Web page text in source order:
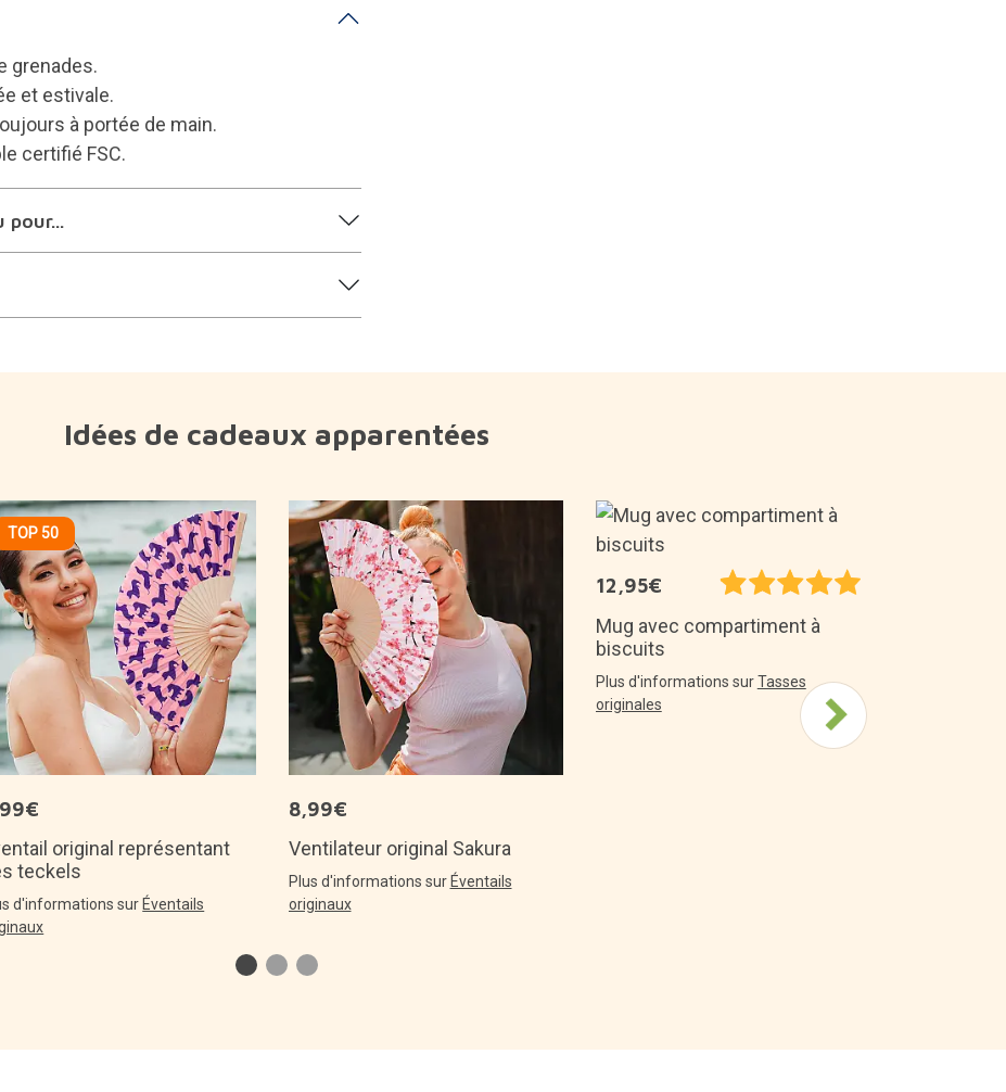
grenades.
et estivale.
à portée de main.
certifié FSC.
pour...
Idées de cadeaux apparentées
TOP 50
original représentant
teckels
d'informations sur Éventails
8,99€
Ventilateur original Sakura
Plus d'informations sur Éventails
originaux
12,95€
Mug avec compartiment à
biscuits
Plus d'informations surTasses
originales